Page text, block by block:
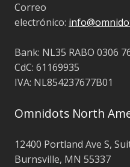
Correo
electrónico:
Bank: NL35 RABO 0306
CdC: 61169935
IVA: NL854237677B01
Omnidots North
12400 Portland Ave S,
Burnsville, MN 55337